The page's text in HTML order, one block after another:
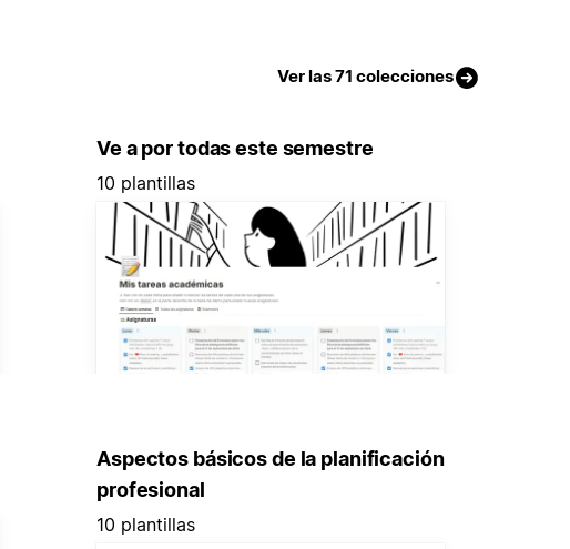
Ver las 71 colecciones
Ve a por todas este semestre
10 plantillas
Aspectos básicos de la planificación
profesional
10 plantillas